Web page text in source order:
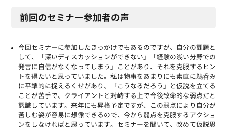
前回のセミナー参加者の声
今回セミナーに参加したきっかけでもあるのですが、自分の課題と
して、「深いディスカッションができない」「経験の浅い分野での
発言に自信がなくなってしまう」ことがあり、それを克服するヒン
トを得たいと思っていました。私は物事をあまりにも素直に鵜呑み
に平準的に捉えるくせがあり、「こうなるだろう」と仮説を立てる
ことが苦手で、クライアントと対峙する上で今後致命的な弱点だと
認識しています。来年にも昇格予定ですが、この弱点により自分が
苦しむ姿が容易に想像できるので、今から弱点を克服するアクショ
ンをしなければと思っています。セミナーを聞いて、改めて仮説思